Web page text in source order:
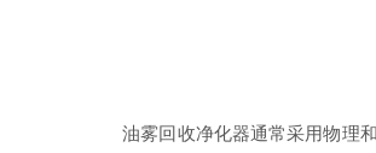
油雾回收净化器通常采用物理和